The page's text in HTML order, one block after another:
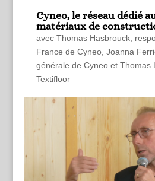
Cyneo, le réseau dédié
matériaux de
avec Thomas Hasbrouck,
France de Cyneo, Joanna
générale de Cyneo et Thomas
Textifloor